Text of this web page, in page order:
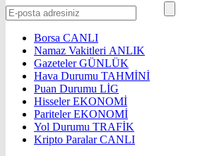
Borsa CANLI
Namaz Vakitleri ANLIK
GazetelerGÜNLÜK
Hava Durumu TAHMİNİ
Puan Durumu LİG
HisselerEKONOMİ
ParitelerEKONOMİ
Yol Durumu TRAFİK
Kripto ParalarCANLI